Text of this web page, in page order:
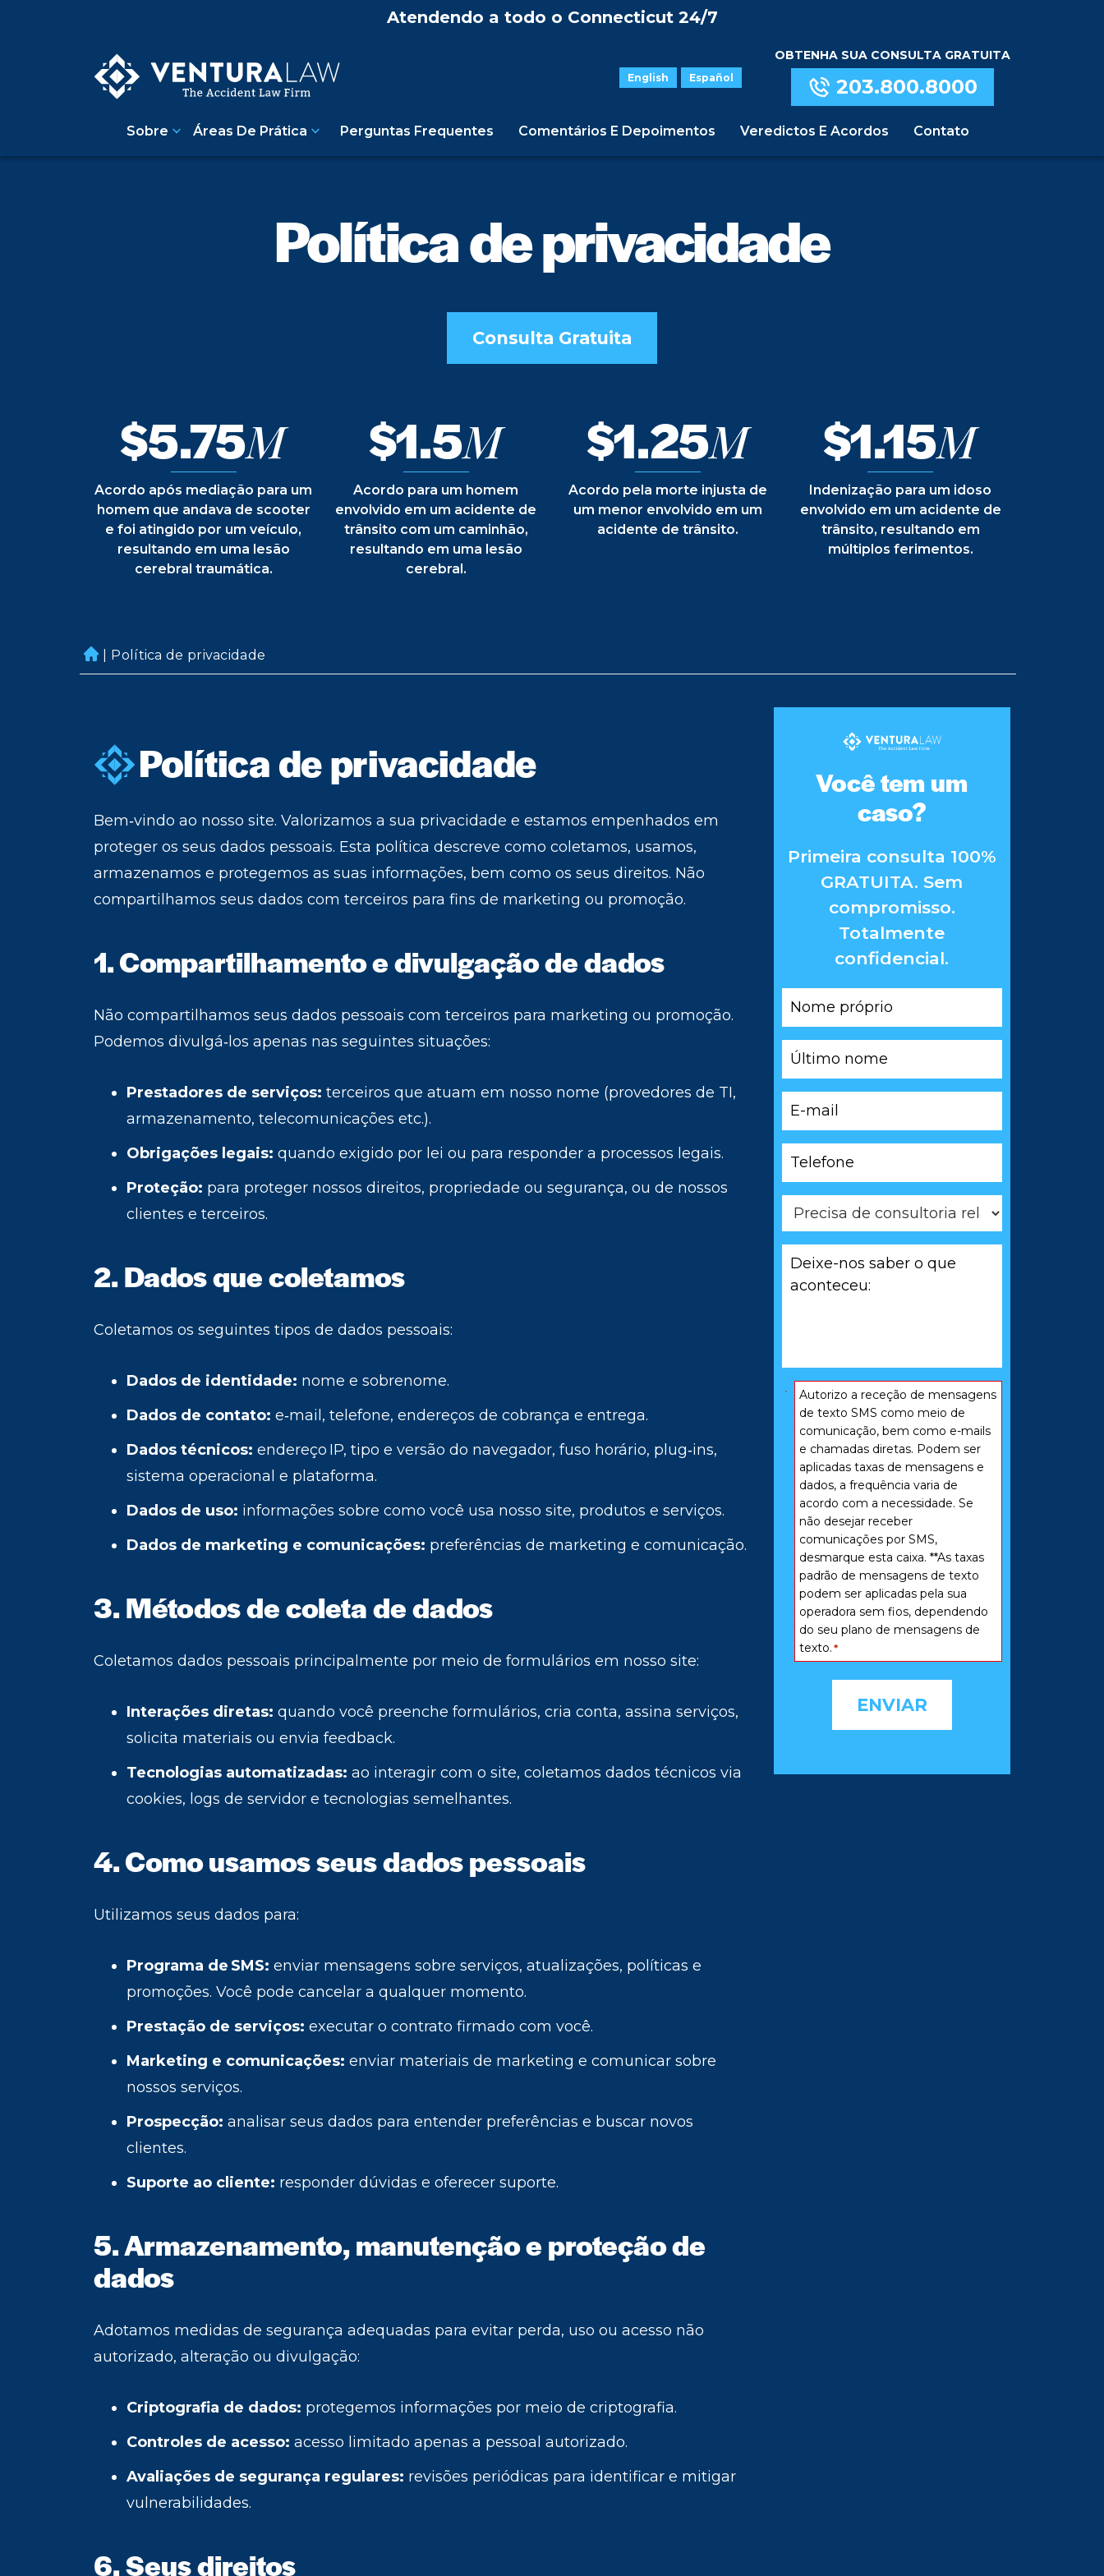
Atendendo a todo o Connecticut 24/7
English Español
OBTENHA SUA CONSULTA GRATUITA
203.800.8000
Sobre Áreas De Prática Perguntas Frequentes Comentários E Depoimentos Veredictos E Acordos Contato
Política de privacidade
Consulta Gratuita
$5.75M
Acordo após mediação para um
homem que andava de scooter
e foi atingido por um veículo,
resultando em uma lesão
cerebral traumática.
$1.5M
Acordo para um homem
envolvido em um acidente de
trânsito com um caminhão,
resultando em uma lesão
cerebral.
$1.25M
Acordo pela morte injusta de
um menor envolvido em um
acidente de trânsito.
$1.15M
Indenização para um idoso
envolvido em um acidente de
trânsito, resultando em
múltiplos ferimentos.
H
o
Política de privacidade
Política de privacidade
Bem‑vindo ao nosso site. Valorizamos a sua privacidade e estamos empenhados em
proteger os seus dados pessoais. Esta política descreve como coletamos, usamos,
armazenamos e protegemos as suas informações, bem como os seus direitos. Não
compartilhamos seus dados com terceiros para fins de marketing ou promoção.
1. Compartilhamento e divulgação de dados
Não compartilhamos seus dados pessoais com terceiros para marketing ou promoção.
Podemos divulgá‑los apenas nas seguintes situações:
Prestadores de serviços: terceiros que atuam em nosso nome (provedores de TI,
armazenamento, telecomunicações etc.).
Obrigações legais: quando exigido por lei ou para responder a processos legais.
Proteção: para proteger nossos direitos, propriedade ou segurança, ou de nossos
clientes e terceiros.
2. Dados que coletamos
Coletamos os seguintes tipos de dados pessoais:
Dados de identidade: nome e sobrenome.
Dados de contato: e‑mail, telefone, endereços de cobrança e entrega.
Dados técnicos: endereço IP, tipo e versão do navegador, fuso horário, plug‑ins,
sistema operacional e plataforma.
Dados de uso: informações sobre como você usa nosso site, produtos e serviços.
Dados de marketing e comunicações: preferências de marketing e comunicação.
3. Métodos de coleta de dados
Coletamos dados pessoais principalmente por meio de formulários em nosso site:
Interações diretas: quando você preenche formulários, cria conta, assina serviços,
solicita materiais ou envia feedback.
Tecnologias automatizadas: ao interagir com o site, coletamos dados técnicos via
cookies, logs de servidor e tecnologias semelhantes.
4. Como usamos seus dados pessoais
Utilizamos seus dados para:
Programa de SMS: enviar mensagens sobre serviços, atualizações, políticas e
promoções. Você pode cancelar a qualquer momento.
Prestação de serviços: executar o contrato firmado com você.
Marketing e comunicações: enviar materiais de marketing e comunicar sobre
nossos serviços.
Prospecção: analisar seus dados para entender preferências e buscar novos
clientes.
Suporte ao cliente: responder dúvidas e oferecer suporte.
5. Armazenamento, manutenção e proteção de
dados
Adotamos medidas de segurança adequadas para evitar perda, uso ou acesso não
autorizado, alteração ou divulgação:
Criptografia de dados: protegemos informações por meio de criptografia.
Controles de acesso: acesso limitado apenas a pessoal autorizado.
Avaliações de segurança regulares: revisões periódicas para identificar e mitigar
vulnerabilidades.
6. Seus direitos
Você tem um
caso?
Primeira consulta 100%
GRATUITA. Sem
compromisso.
Totalmente
confidencial.
próprio
Último
nome
mail
de
relacionada
nos
saber
Consentimento
Autorizo ​​a receção de mensagens
de texto SMS como meio de
comunicação, bem como e-mails
e chamadas diretas. Podem ser
aplicadas taxas de mensagens e
dados, a frequência varia de
acordo com a necessidade. Se
não desejar receber
comunicações por SMS,
desmarque esta caixa. **As taxas
padrão de mensagens de texto
podem ser aplicadas pela sua
operadora sem fios, dependendo
do seu plano de mensagens de
texto.*